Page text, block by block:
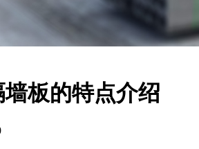
墙板的特点介绍